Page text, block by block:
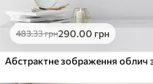
483.33грн290.00 грн